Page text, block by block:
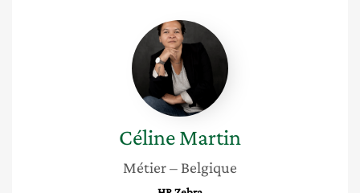
Céline
Martin
CélineMartin
Métier– Belgique